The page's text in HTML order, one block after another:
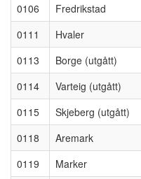
0106
Fredrikstad
0111
Hvaler
0113
Borge (utgått)
0114
Varteig (utgått)
0115
Skjeberg (utgått)
0118
Aremark
0119
Marker